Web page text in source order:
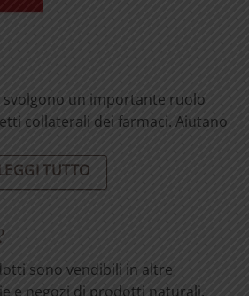
un importante ruolo
collaterali dei farmaci. Aiutano
LEGGI TUTTO
sono vendibili in altre
e negozi di prodotti naturali.